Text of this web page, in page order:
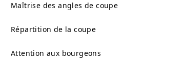
Maîtrise des angles de coupe
Répartition de la coupe
Attention aux bourgeons